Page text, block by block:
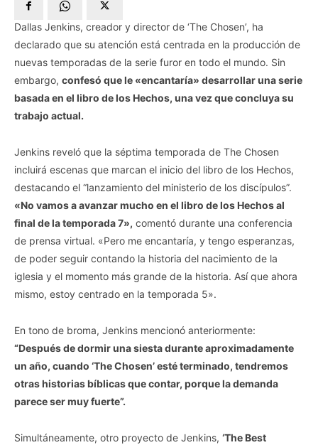
Dallas Jenkins, creador y director de ‘The Chosen’, ha
declarado que su atención está centrada en la producción de
nuevas temporadas de la serie furor en todo el mundo. Sin
embargo, confesó que le «encantaría» desarrollar una serie
basada en el libro de los Hechos, una vez que concluya su
trabajo actual.
Jenkins reveló que la séptima temporada de The Chosen
incluirá escenas que marcan el inicio del libro de los Hechos,
destacando el “lanzamiento del ministerio de los discípulos”.
«No vamos a avanzar mucho en el libro de los Hechos al
final de la temporada 7», comentó durante una conferencia
de prensa virtual. «Pero me encantaría, y tengo esperanzas,
de poder seguir contando la historia del nacimiento de la
iglesia y el momento más grande de la historia. Así que ahora
mismo, estoy centrado en la temporada 5».
En tono de broma, Jenkins mencionó anteriormente:
“Después de dormir una siesta durante aproximadamente
un año, cuando ‘The Chosen’ esté terminado, tendremos
otras historias bíblicas que contar, porque la demanda
parece ser muy fuerte”.
Simultáneamente, otro proyecto de Jenkins, ‘The Best